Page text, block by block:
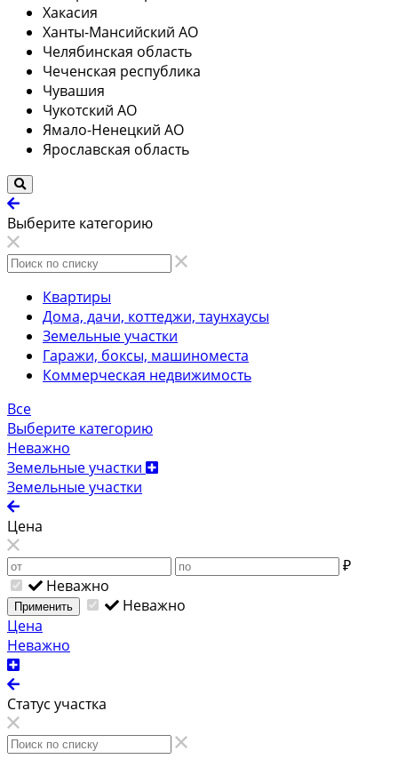
Хакасия
Ханты-Мансийский АО
Челябинская область
Чеченская республика
Чувашия
Чукотский АО
Ямало-Ненецкий АО
Ярославская область
Выберите категорию
Квартиры
Дома, дачи, коттеджи, таунхаусы
Земельные участки
Гаражи, боксы, машиноместа
Коммерческая недвижимость
Все
Выберите категорию
Неважно
Земельные участки
Земельные участки
Цена
₽
Неважно
Применить
Неважно
Цена
Неважно
Статус участка